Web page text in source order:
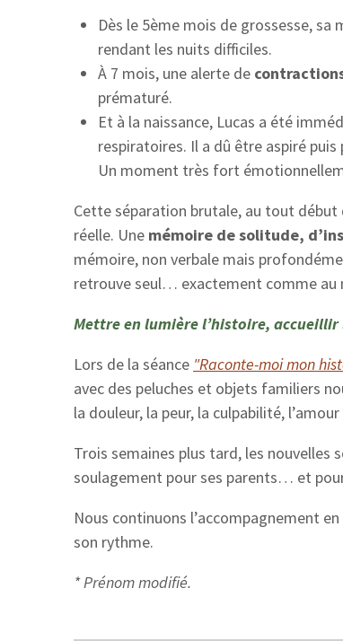
Dès le 5ème mois de grossesse,
rendant les nuits difficiles.
À 7 mois, une alerte de
prématuré.
Et à la naissance, Lucas a été
respiratoires. Il a dû être aspiré puis
Un moment très fort
Cette séparation brutale, au tout début
réelle. Une mémoire de solitude,
mémoire, non verbale mais
retrouve seul… exactement comme au
Mettre en lumière l’histoire, accueillir
Lors de la séance "Raconte-moi mon
avec des peluches et objets familiers
la douleur, la peur, la culpabilité, l’amour
Trois semaines plus tard, les nouvelles
soulagement pour ses parents… et
Nous continuons l’accompagnement en
son rythme.
* Prénom modifié.